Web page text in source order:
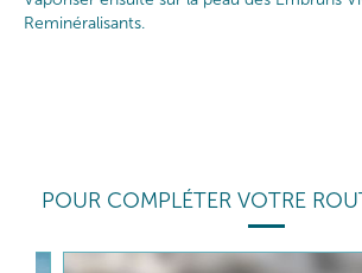
Reminéralisants.
POUR COMPLÉTER VOTRE